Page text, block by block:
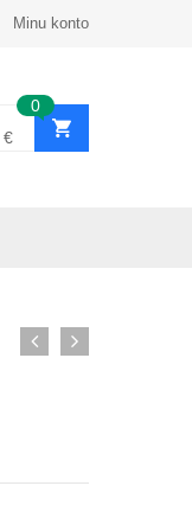
Minu konto
0
€